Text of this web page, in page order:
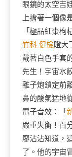
眼鏡的太空吉
上揹著一個像
「極品紅棗
竹科 健檢瞪大
戴著白色手套
先生！宇宙水
離子炮鎖定前
鼻的酸氣猛地
電子音效：「
嚴重失衡！百
廖沾沾知道，
了。他的宇宙